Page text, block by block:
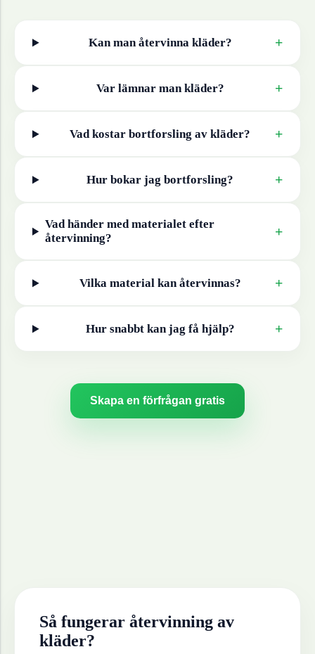
Kan man återvinna kläder? +
Var lämnar man kläder? +
Vad kostar bortforsling av kläder? +
Hur bokar jag bortforsling? +
Vad händer med materialet efter
återvinning?
+
Vilka material kan återvinnas? +
Hur snabbt kan jag få hjälp? +
Skapa en förfrågan gratis
Så fungerar återvinning av
kläder?